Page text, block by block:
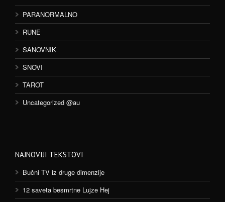
PARANORMALNO
RUNE
SANOVNIK
SNOVI
TAROT
Uncategorized @au
NAJNOVIJI TEKSTOVI
Bučni TV iz druge dimenzije
12 saveta besmrtne Lujze Hej